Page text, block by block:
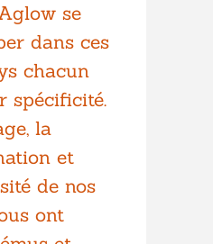
se
dans ces
chacun
spécificité.
la
et
de nos
ont